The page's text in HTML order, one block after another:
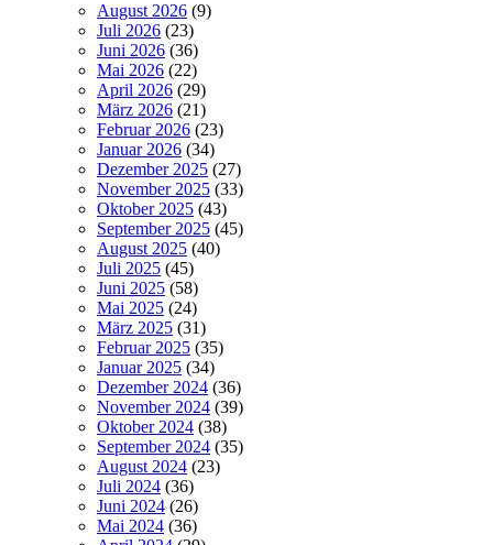
August 2026 (9)
Juli 2026 (23)
Juni 2026 (36)
Mai 2026 (22)
April 2026 (29)
März 2026 (21)
Februar 2026 (23)
Januar 2026 (34)
Dezember 2025 (27)
November 2025 (33)
Oktober 2025 (43)
September 2025 (45)
August 2025 (40)
Juli 2025 (45)
Juni 2025 (58)
Mai 2025 (24)
März 2025 (31)
Februar 2025 (35)
Januar 2025 (34)
Dezember 2024 (36)
November 2024 (39)
Oktober 2024 (38)
September 2024 (35)
August 2024 (23)
Juli 2024 (36)
Juni 2024 (26)
Mai 2024 (36)